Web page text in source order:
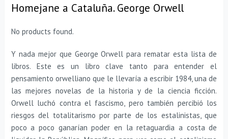
Homejane a Cataluña. George Orwell
No products found.
Y nada mejor que George Orwell para rematar esta lista de
libros. Este es un libro clave tanto para entender el
pensamiento orwelliano que le llevaría a escribir 1984, una de
las mejores novelas de la historia y de la ciencia ficción.
Orwell luchó contra el fascismo, pero también percibió los
riesgos del totalitarismo por parte de los estalinistas, que
poco a poco ganarían poder en la retaguardia a costa de